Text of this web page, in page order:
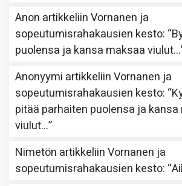
Anon artikkeliinVornanen ja
sopeutumisrahakausien kesto: “
puolensa ja kansa maksaa viulut…
Anonyymi artikkeliinVornanen ja
sopeutumisrahakausien kesto: “
pitää parhaiten puolensa ja
viulut…”
Nimetön artikkeliinVornanen ja
sopeutumisrahakausien kesto: “